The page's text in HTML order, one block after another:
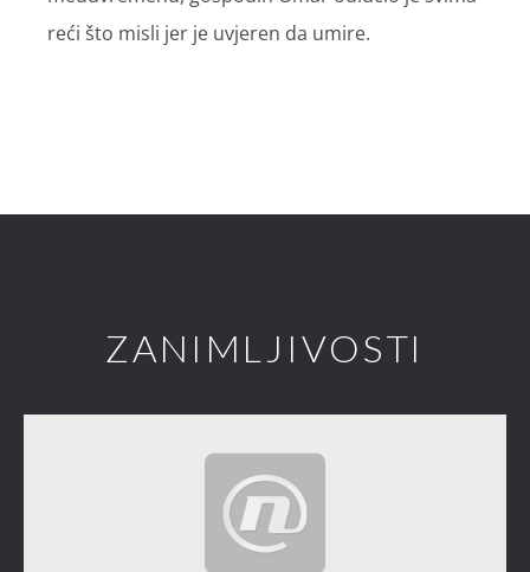
reći što misli jer je uvjeren da umire.
ZANIMLJIVOSTI